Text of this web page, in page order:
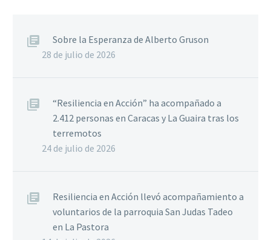
Sobre la Esperanza de Alberto Gruson
28 de julio de 2026
“Resiliencia en Acción” ha acompañado a
2.412 personas en Caracas y La Guaira tras los
terremotos
24 de julio de 2026
Resiliencia en Acción llevó acompañamiento a
voluntarios de la parroquia San Judas Tadeo
en La Pastora